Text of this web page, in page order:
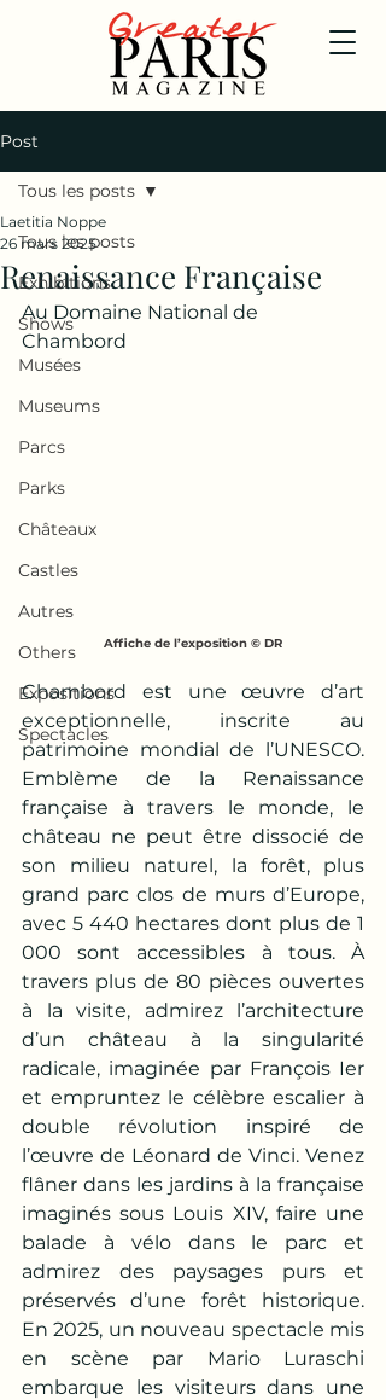
Post
Tous les posts
Exhibitions
Shows
Musées
Museums
Parcs
Parks
Châteaux
Castles
Autres
Others
Expositions
Spectacles
Tous les posts
Renaissance Française
Laetitia Noppe
26 mars 2025
Au Domaine National de
Chambord
Affiche de l’exposition © DR
Chambord est une œuvre d’art
exceptionnelle, inscrite au
patrimoine mondial de l’UNESCO.
Emblème de la Renaissance
française à travers le monde, le
château ne peut être dissocié de
son milieu naturel, la forêt, plus
grand parc clos de murs d’Europe,
avec 5 440 hectares dont plus de 1
000 sont accessibles à tous. À
travers plus de 80 pièces ouvertes
à la visite, admirez l’architecture
d’un château à la singularité
radicale, imaginée par François Ier
et empruntez le célèbre escalier à
double révolution inspiré de
l’œuvre de Léonard de Vinci. Venez
flâner dans les jardins à la française
imaginés sous Louis XIV, faire une
balade à vélo dans le parc et
admirez des paysages purs et
préservés d’une forêt historique.
En 2025, un nouveau spectacle mis
en scène par Mario Luraschi
embarque les visiteurs dans une